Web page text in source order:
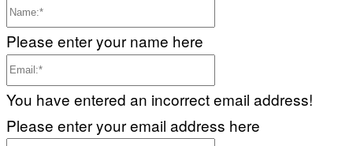
Please enter your name here
You have entered an incorrect email address!
Please enter your email address here